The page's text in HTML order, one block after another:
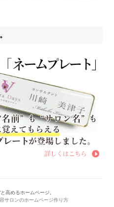
高めるホームページ。